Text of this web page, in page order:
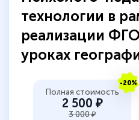
пособий и учебников
прохождения курса,
аттестации, проблем
каком этапе…
технологии в
реализации
уроках
-20%
Полная стоимость
2 500 ₽
3 000 ₽